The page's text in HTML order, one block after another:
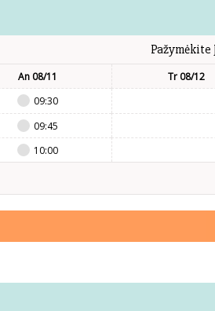
An 08/11
09:30
09:45
10:00
Tr 08/12